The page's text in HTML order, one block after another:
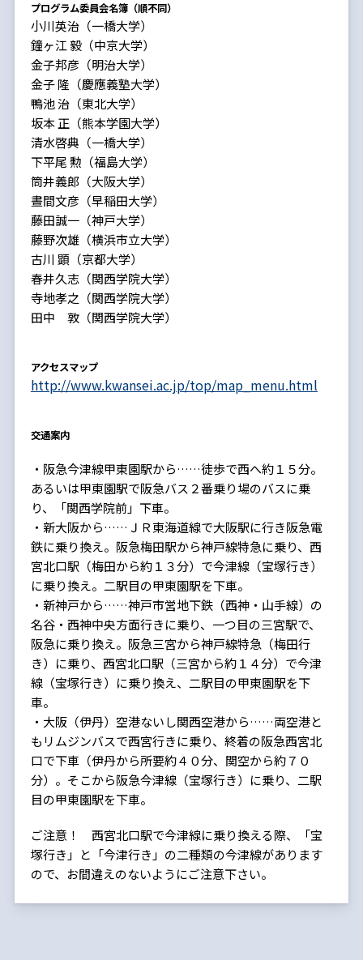
プログラム委員会名簿（順不同）
小川英治（一橋大学）
鐘ヶ江 毅（中京大学）
金子邦彦（明治大学）
金子 隆（慶應義塾大学）
鴨池 治（東北大学）
坂本 正（熊本学園大学）
清水啓典（一橋大学）
下平尾 勲（福島大学）
筒井義郎（大阪大学）
晝間文彦（早稲田大学）
藤田誠一（神戸大学）
藤野次雄（横浜市立大学）
古川 顕（京都大学）
春井久志（関西学院大学）
寺地孝之（関西学院大学）
田中 敦（関西学院大学）
アクセスマップ
http://www.kwansei.ac.jp/top/map_menu.html
交通案内
・阪急今津線甲東園駅から……徒歩で西へ約１５分。
あるいは甲東園駅で阪急バス２番乗り場のバスに乗
り、「関西学院前」下車。
・新大阪から……ＪＲ東海道線で大阪駅に行き阪急電
鉄に乗り換え。阪急梅田駅から神戸線特急に乗り、西
宮北口駅（梅田から約１３分）で今津線（宝塚行き）
に乗り換え。二駅目の甲東園駅を下車。
・新神戸から……神戸市営地下鉄（西神・山手線）の
名谷・西神中央方面行きに乗り、一つ目の三宮駅で、
阪急に乗り換え。阪急三宮から神戸線特急（梅田行
き）に乗り、西宮北口駅（三宮から約１４分）で今津
線（宝塚行き）に乗り換え、二駅目の甲東園駅を下
車。
・大阪（伊丹）空港ないし関西空港から……両空港と
もリムジンバスで西宮行きに乗り、終着の阪急西宮北
口で下車（伊丹から所要約４０分、関空から約７０
分）。そこから阪急今津線（宝塚行き）に乗り、二駅
目の甲東園駅を下車。
ご注意！ 西宮北口駅で今津線に乗り換える際、「宝
塚行き」と「今津行き」の二種類の今津線があります
ので、お間違えのないようにご注意下さい。